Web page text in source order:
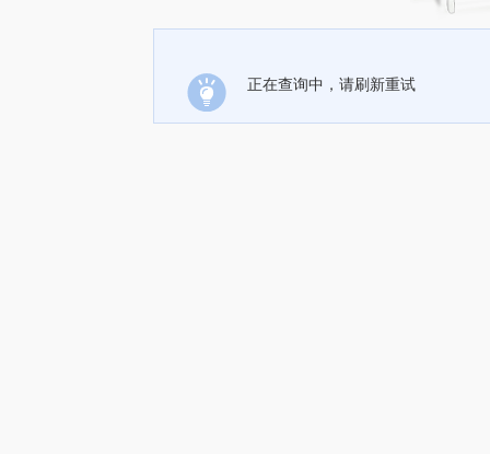
正在查询中，请刷新重试